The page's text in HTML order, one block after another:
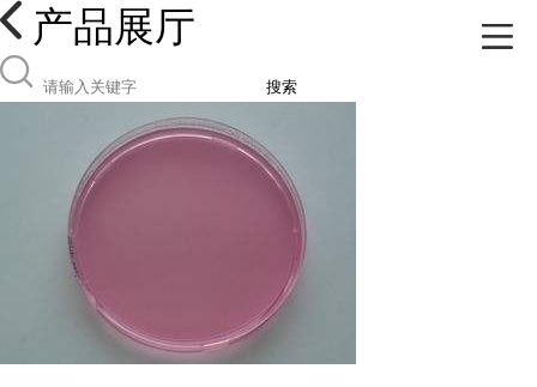
产品展厅
搜索